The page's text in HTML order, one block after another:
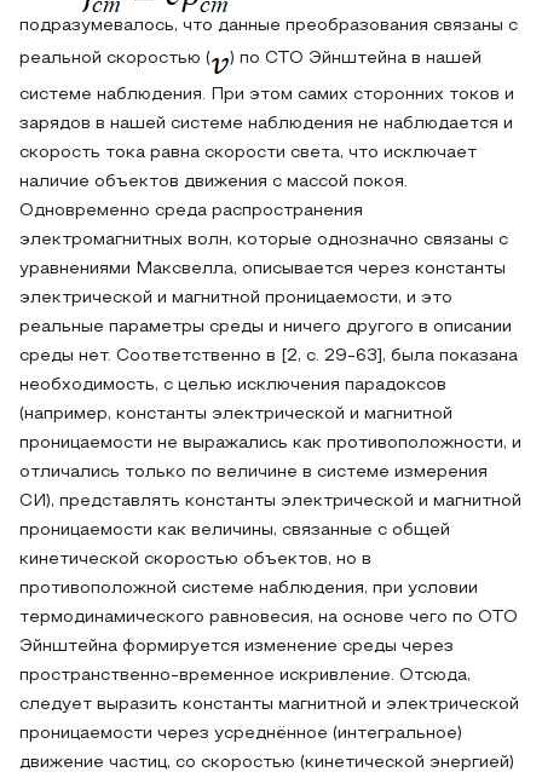
подразумевалось, что данные преобразования связаны с
реальной скоростью ( ) по СТО Эйнштейна в нашей
системе наблюдения. При этом самих сторонних токов и
зарядов в нашей системе наблюдения не наблюдается и
скорость тока равна скорости света, что исключает
наличие объектов движения с массой покоя.
Одновременно среда распространения
электромагнитных волн, которые однозначно связаны с
уравнениями Максвелла, описывается через константы
электрической и магнитной проницаемости, и это
реальные параметры среды и ничего другого в описании
среды нет. Соответственно в [2, с. 29-63], была показана
необходимость, с целью исключения парадоксов
(например, константы электрической и магнитной
проницаемости не выражались как противоположности, и
отличались только по величине в системе измерения
СИ), представлять константы электрической и магнитной
проницаемости как величины, связанные с общей
кинетической скоростью объектов, но в
противоположной системе наблюдения, при условии
термодинамического равновесия, на основе чего по ОТО
Эйнштейна формируется изменение среды через
пространственно-временное искривление. Отсюда,
следует выразить константы магнитной и электрической
проницаемости через усреднённое (интегральное)
движение частиц, со скоростью (кинетической энергией)